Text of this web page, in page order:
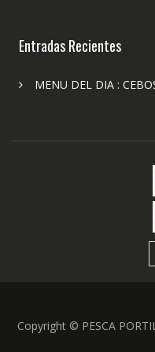
Entradas Recientes
MENU DEL DIA :
Copyright © PESCA